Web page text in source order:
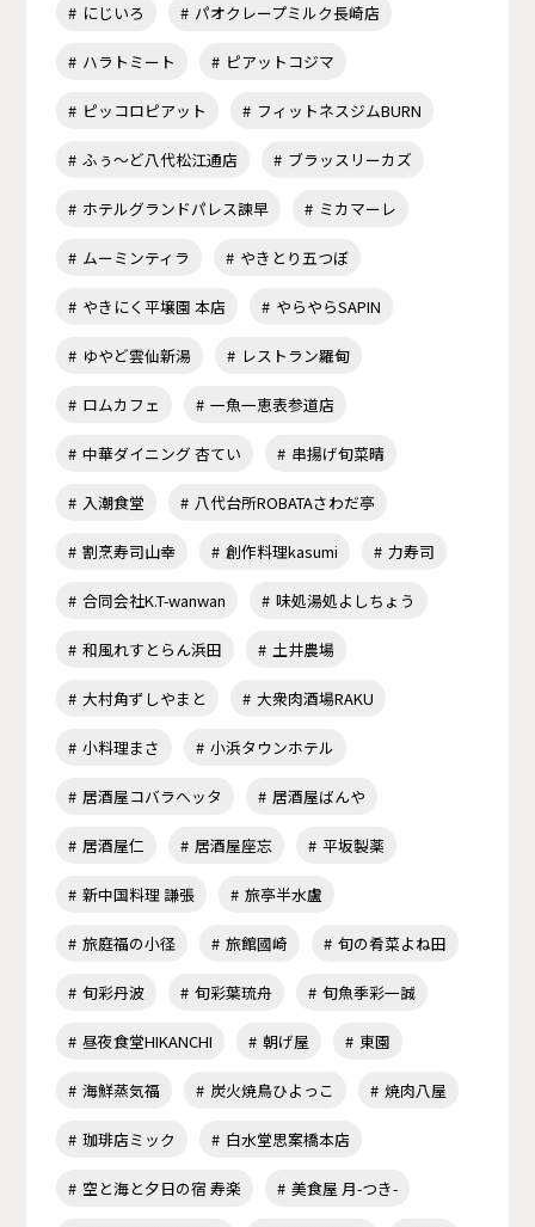
にじいろ パオクレープミルク長崎店
ハラトミート ピアットコジマ
ピッコロピアット フィットネスジムBURN
ふぅ～ど八代松江通店 ブラッスリーカズ
ホテルグランドパレス諫早 ミカマーレ
ムーミンティラ やきとり五つぼ
やきにく平壌園 本店 やらやらSAPIN
ゆやど雲仙新湯 レストラン羅甸
ロムカフェ 一魚一恵表参道店
中華ダイニング 杏てい 串揚げ旬菜晴
入潮食堂 八代台所ROBATAさわだ亭
割烹寿司山幸 創作料理kasumi 力寿司
合同会社K.T-wanwan 味処湯処よしちょう
和風れすとらん浜田 土井農場
大村角ずしやまと 大衆肉酒場RAKU
小料理まさ 小浜タウンホテル
居酒屋コバラヘッタ 居酒屋ばんや
居酒屋仁 居酒屋座忘 平坂製薬
新中国料理 謙張 旅亭半水盧
旅庭福の小径 旅館國崎 旬の肴菜よね田
旬彩丹波 旬彩葉琉舟 旬魚季彩一誠
昼夜食堂HIKANCHI 朝げ屋 東園
海鮮蒸気福 炭火焼鳥ひよっこ 焼肉八屋
珈琲店ミック 白水堂思案橋本店
空と海と夕日の宿 寿楽 美食屋 月-つき-